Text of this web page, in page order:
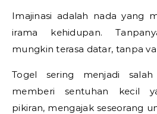
Imajinasi adalah nada yang
irama kehidupan.
mungkin terasa datar, tanpa
Togel sering menjadi
memberi sentuhan kecil
pikiran, mengajak seseorang